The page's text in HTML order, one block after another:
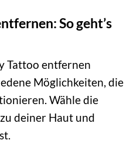
So geht’s
Tattoo entfernen
Möglichkeiten, die
Wähle die
deiner Haut und